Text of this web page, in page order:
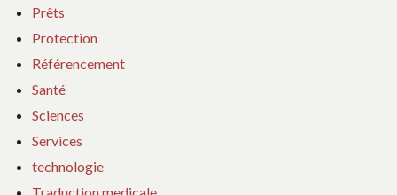
Prêts
Protection
Référencement
Santé
Sciences
Services
technologie